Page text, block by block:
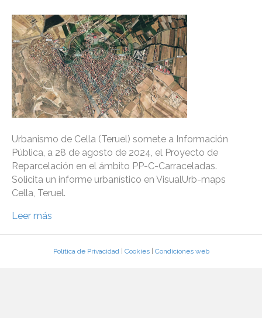
Urbanismo de Cella (Teruel) somete a Información
Pública, a 28 de agosto de 2024, el Proyecto de
Reparcelación en el ámbito PP-C-Carraceladas.
Solicita un informe urbanístico en VisualUrb-maps
Cella, Teruel.
Leer más
Política de Privacidad| Cookies| Condiciones web